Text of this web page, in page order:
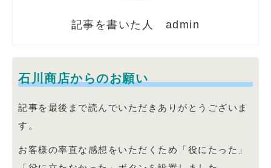
admin
石川商店からのお願い
記事を最後まで読んでいただきありがとうございま
す。
お客様の率直な感想をいただくため「役にたった」